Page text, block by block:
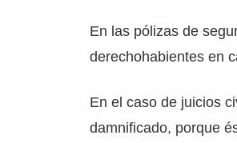
En las pólizas de
derechohabientes en
En el caso de juicios
damnificado, porque